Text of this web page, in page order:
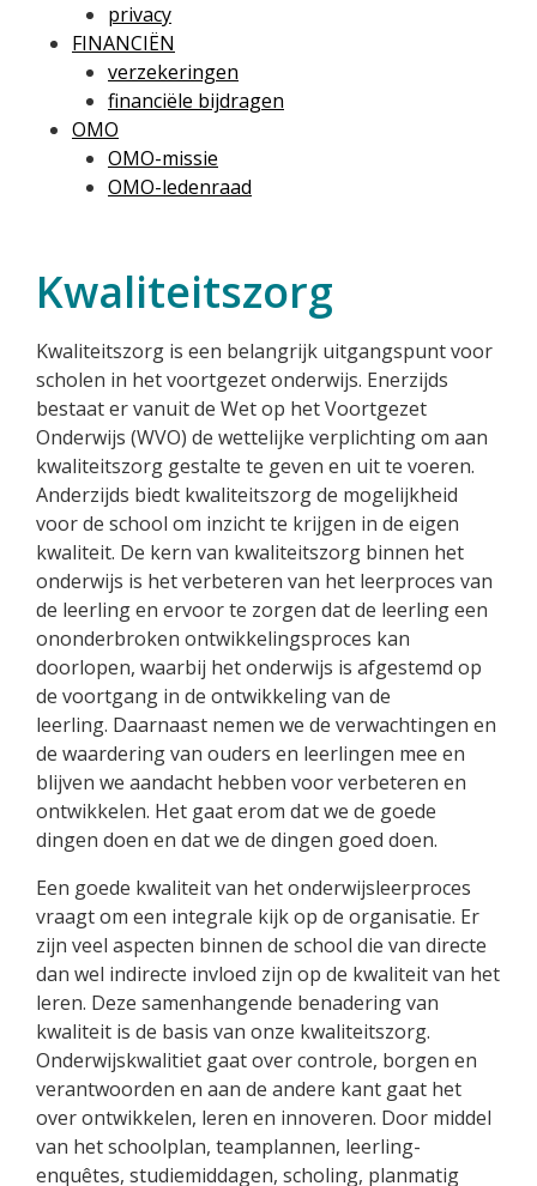
privacy
FINANCIËN
verzekeringen
financiële bijdragen
OMO
OMO-missie
OMO-ledenraad
Kwaliteitszorg
Kwaliteitszorg is een belangrijk uitgangspunt voor
scholen in het voortgezet onderwijs. Enerzijds
bestaat er vanuit de Wet op het Voortgezet
Onderwijs (WVO) de wettelijke verplichting om aan
kwaliteitszorg gestalte te geven en uit te voeren.
Anderzijds biedt kwaliteitszorg de mogelijkheid
voor de school om inzicht te krijgen in de eigen
kwaliteit. De kern van kwaliteitszorg binnen het
onderwijs is het verbeteren van het leerproces van
de leerling en ervoor te zorgen dat de leerling een
ononderbroken ontwikkelingsproces kan
doorlopen, waarbij het onderwijs is afgestemd op
de voortgang in de ontwikkeling van de
leerling. Daarnaast nemen we de verwachtingen en
de waardering van ouders en leerlingen mee en
blijven we aandacht hebben voor verbeteren en
ontwikkelen. Het gaat erom dat we de goede
dingen doen en dat we de dingen goed doen.
Een goede kwaliteit van het onderwijsleerproces
vraagt om een integrale kijk op de organisatie. Er
zijn veel aspecten binnen de school die van directe
dan wel indirecte invloed zijn op de kwaliteit van het
leren. Deze samenhangende benadering van
kwaliteit is de basis van onze kwaliteitszorg.
Onderwijskwalitiet gaat over controle, borgen en
verantwoorden en aan de andere kant gaat het
over ontwikkelen, leren en innoveren. Door middel
van het schoolplan, teamplannen, leerling-
enquêtes, studiemiddagen, scholing, planmatig